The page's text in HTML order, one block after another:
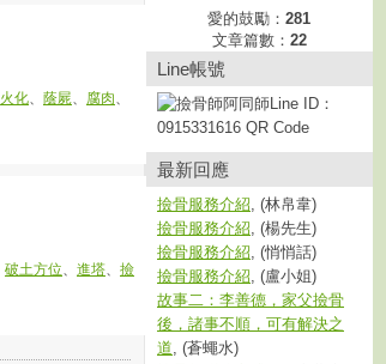
火化、 蔭屍、 腐肉、
破土方位、 進塔、 撿
愛的鼓勵： 281
文章篇數： 22
Line帳號
最新回應
撿骨服務介紹, (林帛韋)
撿骨服務介紹, (楊先生)
撿骨服務介紹, (悄悄話)
撿骨服務介紹, (盧小姐)
故事二：李善德，家父撿骨
後，諸事不順，可有解決之
道, (蒼蠅水)